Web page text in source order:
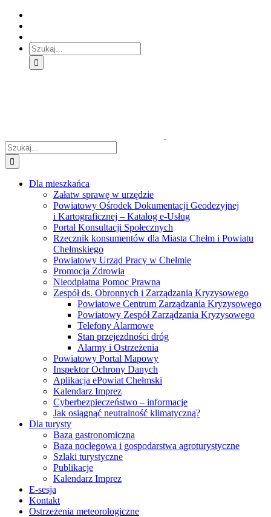
Skip
Treść
główna
Skip
Menu
główne
Skip
Menu
dodatkowe
Szukaj
Szukaj
Dla mieszkańca
Załatw sprawę w urzędzie
Powiatowy Ośrodek Dokumentacji Geodezyjnej
i Kartograficznej – Katalog e-Usług
Portal Konsultacji Społecznych
Rzecznik konsumentów dla Miasta Chełm i Powiatu
Chełmskiego
Powiatowy Urząd Pracy w Chełmie
Promocja Zdrowia
Nieodpłatna Pomoc Prawna
Zespół ds. Obronnych i Zarządzania Kryzysowego
Powiatowe Centrum Zarządzania Kryzysowego
Powiatowy Zespół Zarządzania Kryzysowego
Telefony Alarmowe
Stan przejezdności dróg
Alarmy i Ostrzeżenia
Powiatowy Portal Mapowy
Inspektor Ochrony Danych
Aplikacja ePowiat Chełmski
Kalendarz Imprez
Cyberbezpieczeństwo – informacje
Jak osiągnąć neutralność klimatyczną?
Dla turysty
Baza gastronomiczna
Baza noclegowa i gospodarstwa agroturystyczne
Szlaki turystyczne
Publikacje
Kalendarz Imprez
E-sesja
Kontakt
Ostrzeżenia meteorologiczne